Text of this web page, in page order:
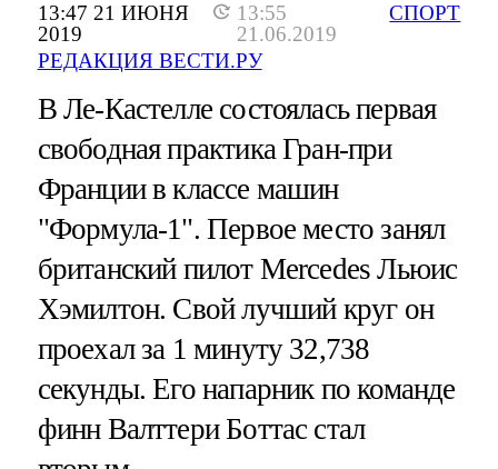
13:47 21 ИЮНЯ
2019
13:55
21.06.2019
РЕДАКЦИЯ ВЕСТИ.РУ
СПОРТ
В Ле-Кастелле состоялась первая
свободная практика Гран-при
Франции в классе машин
"Формула-1". Первое место занял
британский пилот Mercedes Льюис
Хэмилтон. Свой лучший круг он
проехал за 1 минуту 32,738
секунды. Его напарник по команде
финн Валттери Боттас стал